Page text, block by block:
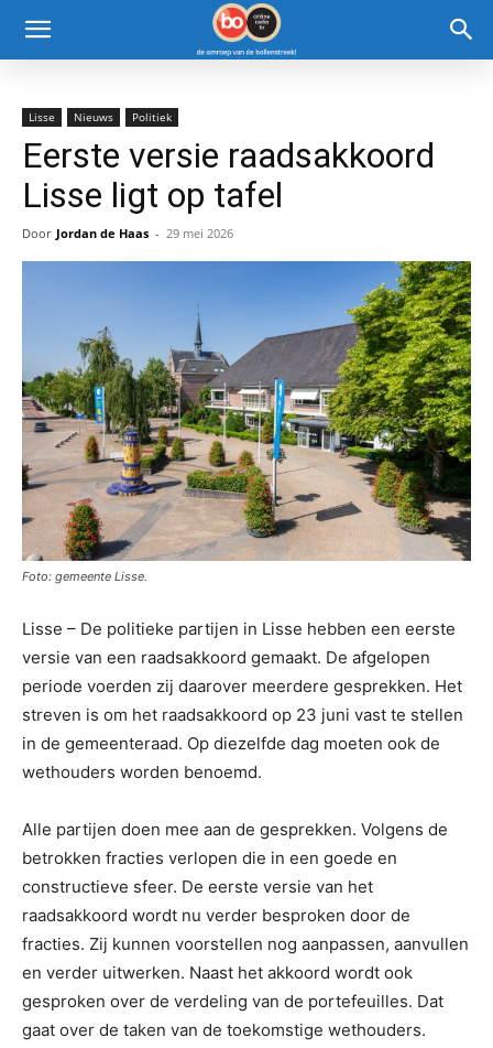
Lisse Nieuws Politiek
Eerste versie raadsakkoord
Lisse ligt op tafel
Door Jordan de Haas - 29 mei 2026
Foto: gemeente Lisse.
Lisse – De politieke partijen in Lisse hebben een eerste
versie van een raadsakkoord gemaakt. De afgelopen
periode voerden zij daarover meerdere gesprekken. Het
streven is om het raadsakkoord op 23 juni vast te stellen
in de gemeenteraad. Op diezelfde dag moeten ook de
wethouders worden benoemd.
Alle partijen doen mee aan de gesprekken. Volgens de
betrokken fracties verlopen die in een goede en
constructieve sfeer. De eerste versie van het
raadsakkoord wordt nu verder besproken door de
fracties. Zij kunnen voorstellen nog aanpassen, aanvullen
en verder uitwerken. Naast het akkoord wordt ook
gesproken over de verdeling van de portefeuilles. Dat
gaat over de taken van de toekomstige wethouders.